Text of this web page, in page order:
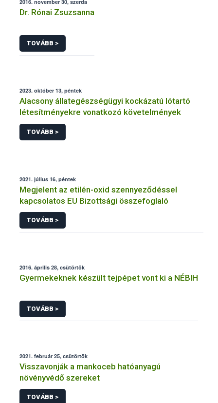
2016. november 30, szerda
Dr. Rónai Zsuzsanna
TOVÁBB >
2023. október 13, péntek
Alacsony állategészségügyi kockázatú lótartó
létesítményekre vonatkozó követelmények
TOVÁBB >
2021. július 16, péntek
Megjelent az etilén-oxid szennyeződéssel
kapcsolatos EU Bizottsági összefoglaló
TOVÁBB >
2016. április 28, csütörtök
Gyermekeknek készült tejpépet vont ki a NÉBIH
TOVÁBB >
2021. február 25, csütörtök
Visszavonják a mankoceb hatóanyagú
növényvédő szereket
TOVÁBB >